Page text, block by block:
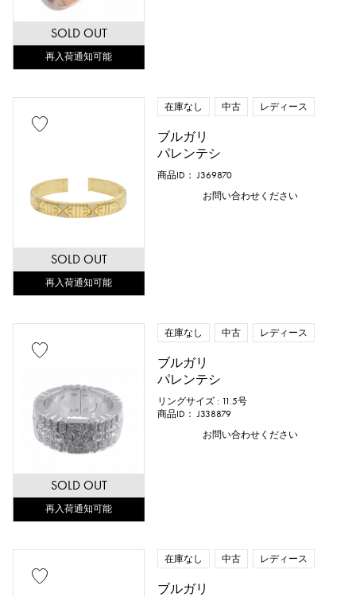
SOLD OUT
再入荷通知可能
SOLD OUT
再入荷通知可能
在庫なし 中古 レディース
ブルガリ
パレンテシ
商品ID： J369870
お問い合わせください
SOLD OUT
再入荷通知可能
在庫なし 中古 レディース
ブルガリ
パレンテシ
リングサイズ : 11.5号
商品ID： J338879
お問い合わせください
在庫なし 中古 レディース
ブルガリ